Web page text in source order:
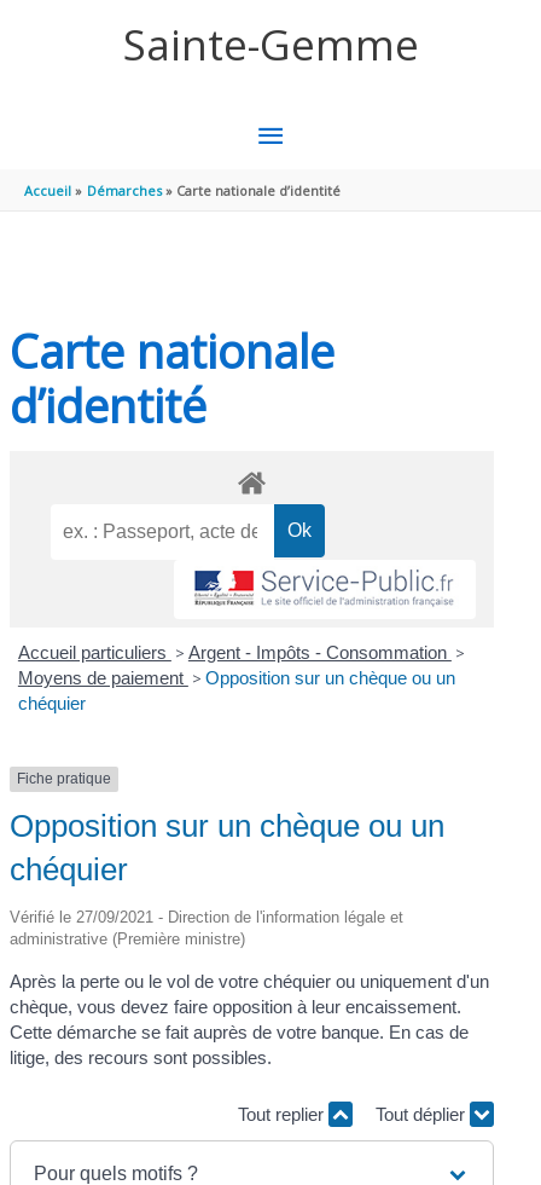
Sainte-Gemme
MENU
PRINCIPAL
Accueil Démarches Carte nationale d’identité
Carte nationale
d’identité
Accueil particuliers > Argent - Impôts - Consommation >
Moyens de paiement > Opposition sur un chèque ou un
chéquier
Fiche pratique
Opposition sur un chèque ou un
chéquier
Vérifié le 27/09/2021 - Direction de l'information légale et
administrative (Première ministre)
Après la perte ou le vol de votre chéquier ou uniquement d'un
chèque, vous devez faire opposition à leur encaissement.
Cette démarche se fait auprès de votre banque. En cas de
litige, des recours sont possibles.
Tout replier Tout déplier
Pour quels motifs ?